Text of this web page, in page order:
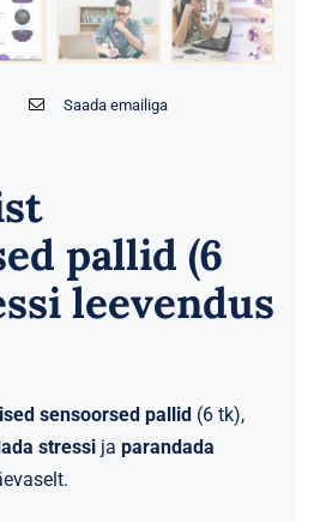
Saada emailiga
pallid (6
leevendus
sensoorsed pallid(6 tk),
stressija parandada